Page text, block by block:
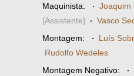
Maquinista: · Joaquim
[Assistente] · Vasco
Montagem: · Luís
Rudolfo Wedeles
Montagem Negativo: ·